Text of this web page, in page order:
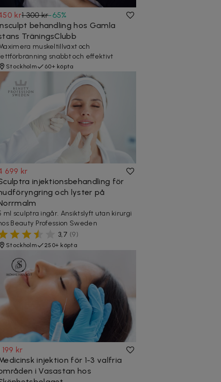
kr1 300 kr-65%
behandling hos Gamla
TräningsClubb
muskeltillväxt och
snabbt och effektivt
Stockholm 60+ köpta
699 kr
injektionsbehandling för
och lyster på
ml sculptra ingår. Ansiktslyft utan kirurgi
Beauty Profession Sweden
3,7 (9)
Stockholm 250+ köpta
199 kr
injektion för 1-3 valfria
i Vasastan hos